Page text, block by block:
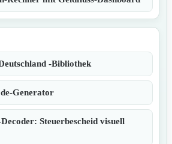
-Bibliothek
Generator
Steuerbescheid visuell